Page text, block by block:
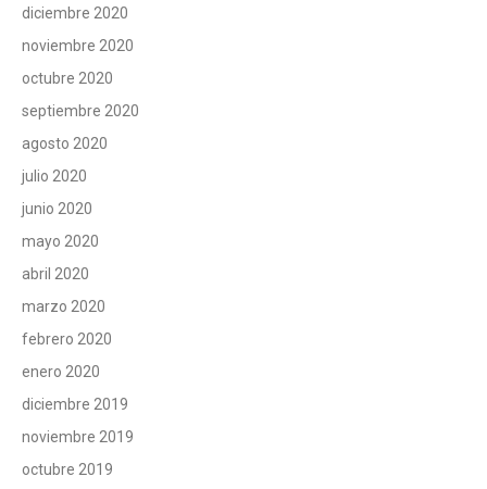
diciembre 2020
noviembre 2020
octubre 2020
septiembre 2020
agosto 2020
julio 2020
junio 2020
mayo 2020
abril 2020
marzo 2020
febrero 2020
enero 2020
diciembre 2019
noviembre 2019
octubre 2019